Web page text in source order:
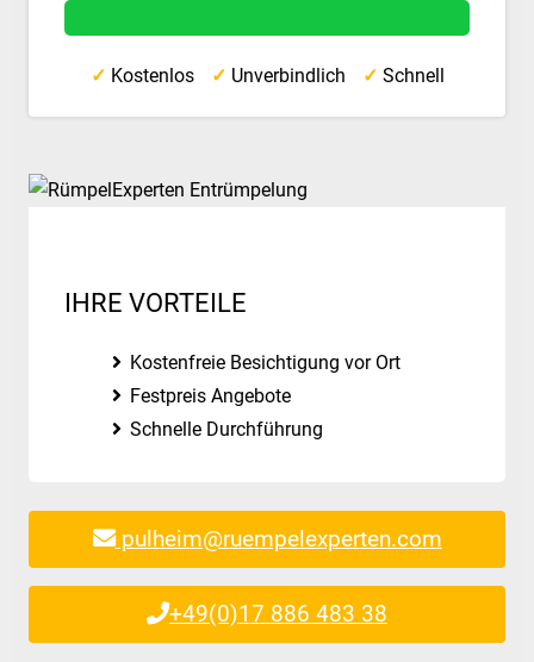
✓ Kostenlos ✓ Unverbindlich ✓ Schnell
IHRE VORTEILE
Kostenfreie Besichtigung vor Ort
Festpreis Angebote
Schnelle Durchführung
pulheim@ruempelexperten.com
+49(0)17 886 483 38